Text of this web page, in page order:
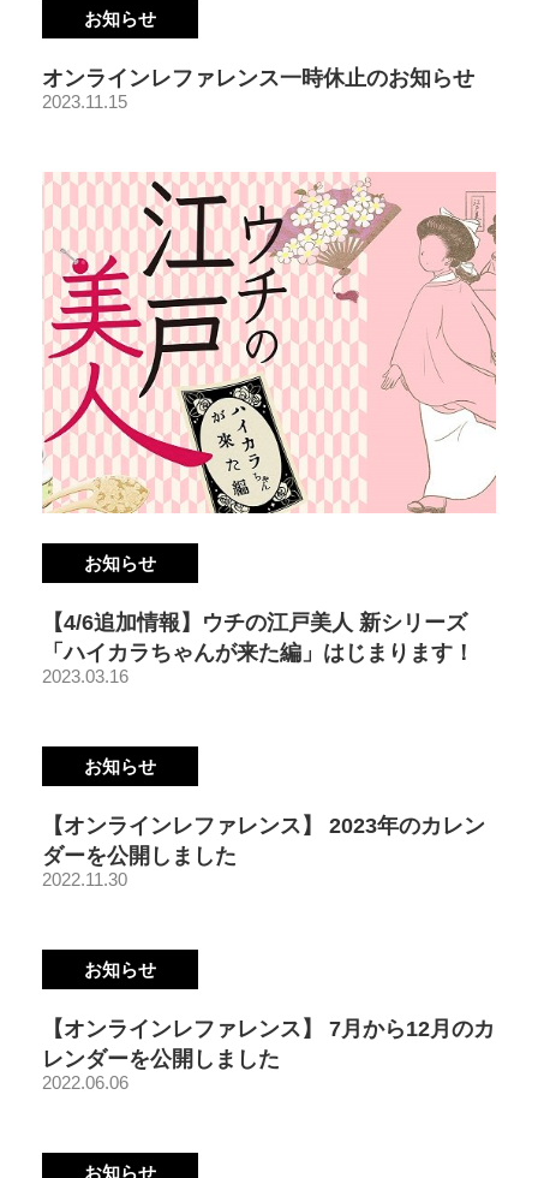
お知らせ
オンラインレファレンス一時休止のお知らせ
2023.11.15
お知らせ
【4/6追加情報】ウチの江戸美人 新シリーズ
「ハイカラちゃんが来た編」はじまります！
2023.03.16
お知らせ
【オンラインレファレンス】 2023年のカレン
ダーを公開しました
2022.11.30
お知らせ
【オンラインレファレンス】 7月から12月のカ
レンダーを公開しました
2022.06.06
お知らせ